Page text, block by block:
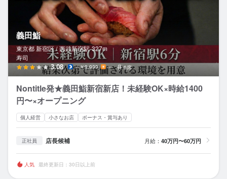
義田鮨
東京都 新宿区 / 西武新宿駅 327m
寿司
3.08 ～￥9,999 － 6席
Nontitle発★義田鮨新宿新店！未経験OK×時給1400
円〜×オープニング
個人経営 小さなお店 ボーナス・賞与あり
正社員 店長候補 月給： 40万円〜60万円
人気 最終更新日：30日以上前